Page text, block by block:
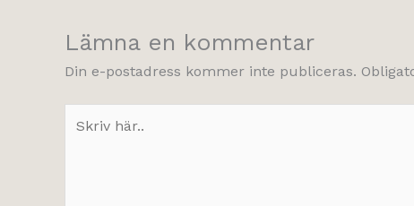
Lämna en kommentar
Din e-postadress kommer inte publiceras.
här..